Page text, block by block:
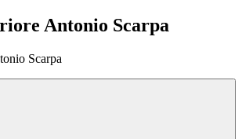
Antonio Scarpa
Scarpa